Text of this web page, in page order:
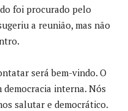
foi procurado pelo
a reunião, mas não
será bem-vindo. O
interna. Nós
salutar e democrático.